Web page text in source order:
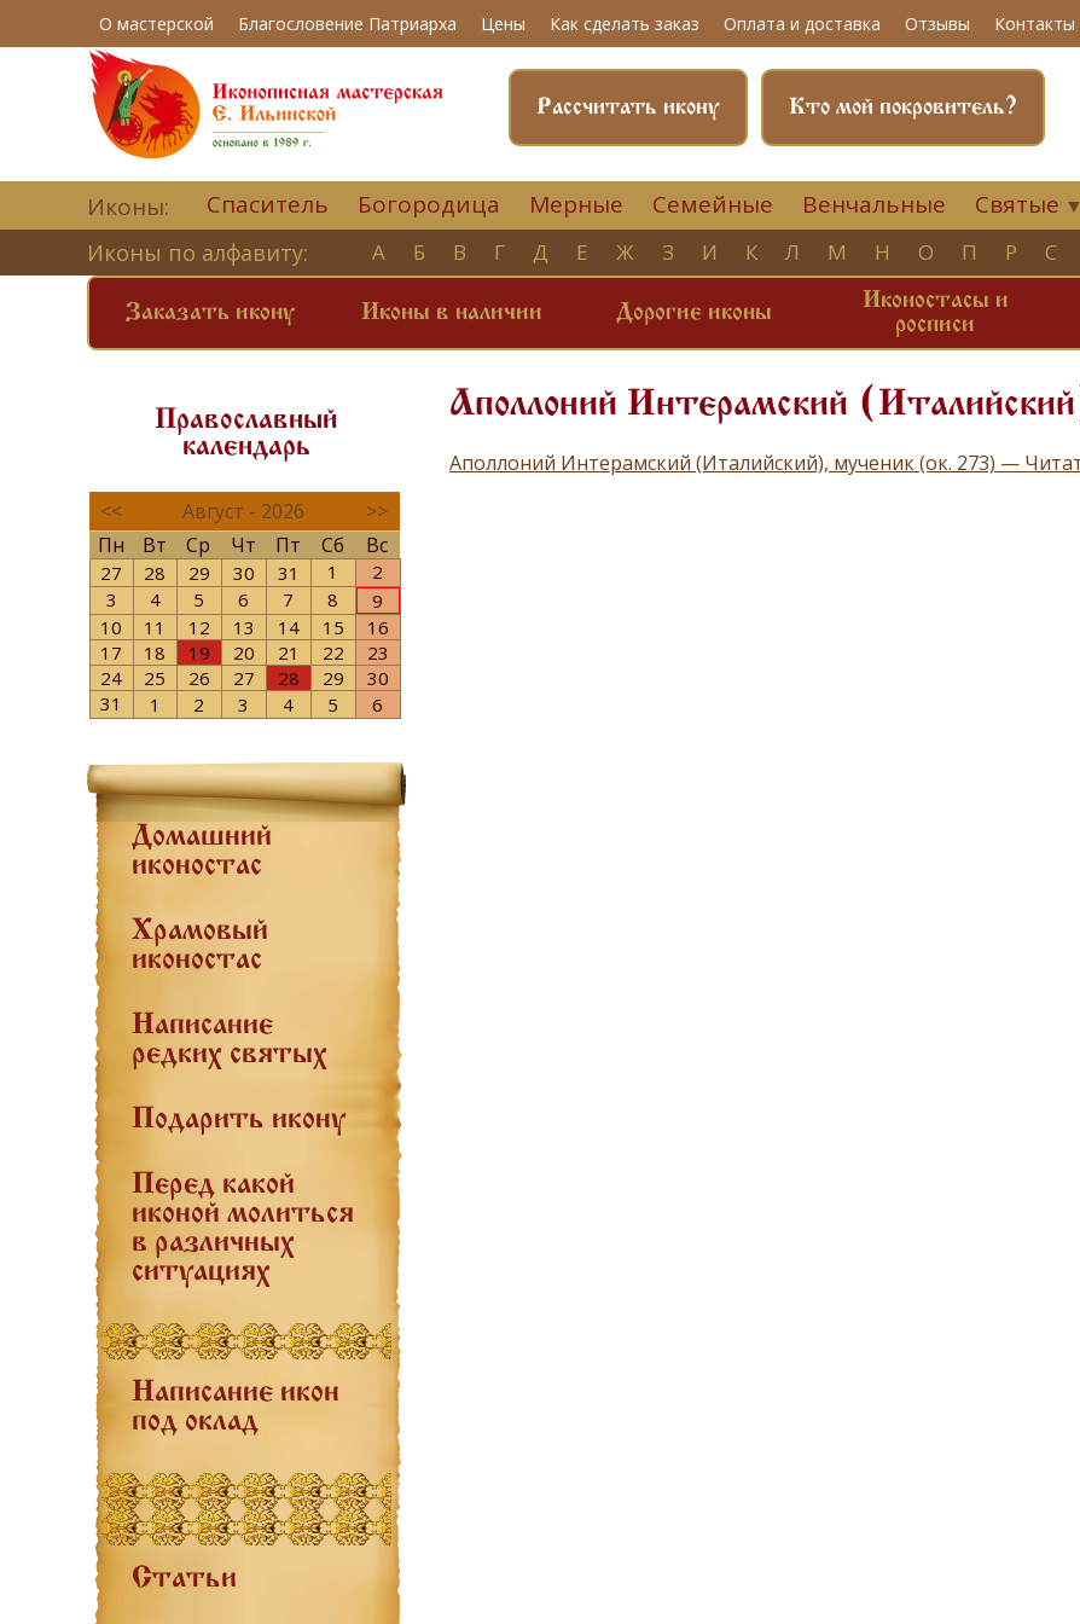
О мастерской Благословение Патриарха Цены Как сделать заказ Оплата и доставка Отзывы Контакты
Кто мой покровитель?
Рассчитать икону
Иконы: Спаситель Богородица Мерные Семейные Венчальные Святые ▼
Иконы по алфавиту: А Б В Г Д Е Ж З И К Л М Н О П Р С
Заказать икону Иконы в наличии Дорогие иконы
Иконостасы и
росписи
Православный
календарь
<< Август - 2026
>>
Пн
Вт Ср Чт Пт Сб Вс
27 28 29 30 31 1
2
3
4 5 6 7 8
9
10
11 12 13 14 15
16
17
18 19 20 21 22
23
24
25 26 27 28 29
30
31
1 2 3 4 5 6
Домашний
иконостас
Храмовый
иконостас
Написание
редких святых
Подарить икону
Перед какой
иконой молиться
в различных
ситуациях
Написание икон
под оклад
Статьи
Аполлоний Интерамский
Аполлоний Интерамский (Италийский), мученик (ок. 273) —